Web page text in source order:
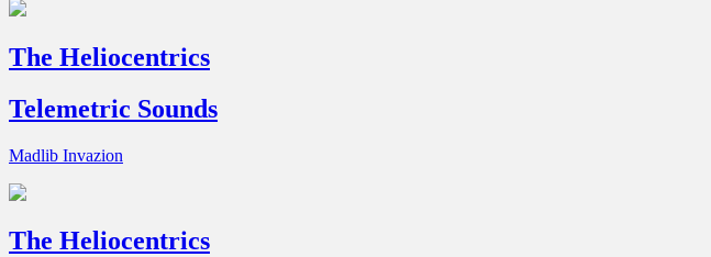
The Heliocentrics
Telemetric Sounds
Madlib Invazion
The Heliocentrics